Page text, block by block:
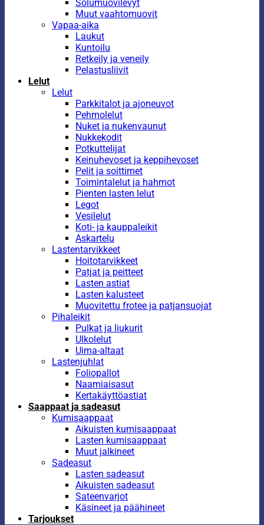
Solumuovilevyt
Muut vaahtomuovit
Vapaa-aika
Laukut
Kuntoilu
Retkeily ja veneily
Pelastusliivit
Lelut
Lelut
Parkkitalot ja ajoneuvot
Pehmolelut
Nuket ja nukenvaunut
Nukkekodit
Potkuttelijat
Keinuhevoset ja keppihevoset
Pelit ja soittimet
Toimintalelut ja hahmot
Pienten lasten lelut
Legot
Vesilelut
Koti- ja kauppaleikit
Askartelu
Lastentarvikkeet
Hoitotarvikkeet
Patjat ja peitteet
Lasten astiat
Lasten kalusteet
Muovitettu frotee ja patjansuojat
Pihaleikit
Pulkat ja liukurit
Ulkolelut
Uima-altaat
Lastenjuhlat
Foliopallot
Naamiaisasut
Kertakäyttöastiat
Saappaat ja sadeasut
Kumisaappaat
Aikuisten kumisaappaat
Lasten kumisaappaat
Muut jalkineet
Sadeasut
Lasten sadeasut
Aikuisten sadeasut
Sateenvarjot
Käsineet ja päähineet
Tarjoukset